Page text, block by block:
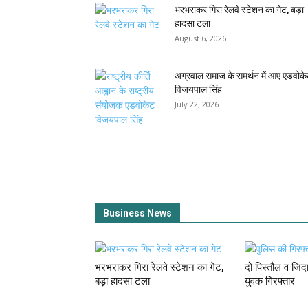
भरभराकर गिरा रेलवे स्टेशन का गेट, बड़ा
हादसा टला
August 6, 2026
अग्रवाल समाज के समर्थन में आए
विजयपाल सिंह
July 22, 2026
Business News
भरभराकर गिरा रेलवे स्टेशन का गेट,
बड़ा हादसा टला
दो पिस्तौल व
युवक गिरफ्तार